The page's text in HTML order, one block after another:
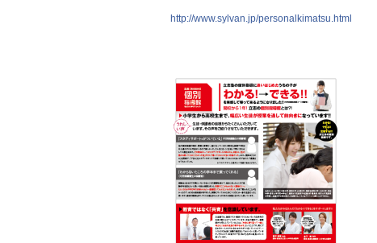
http://www.sylvan.jp/personalkimatsu.html